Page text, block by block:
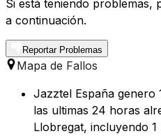
Si está teniendo
a continuación.
Reportar Problemas
Mapa de Fallos
Jazztel España genero
las ultimas 24 horas
Llobregat, incluyendo